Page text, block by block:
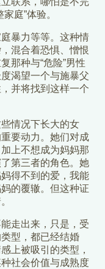
庭”体验。
暴力等等。这种情
混合着恐惧、憎恨
那种与“危险”男性
渴望一个与施暴父
并将找到这样一个
情况下长大的女
要动力。她们对成
上不想成为妈妈那
第三者的角色。她
得不到的爱，我能
的覆辙。但这种证
走出来，只是，受
型，都已经结婚
上被吸引的类型，
社会价值与成熟度